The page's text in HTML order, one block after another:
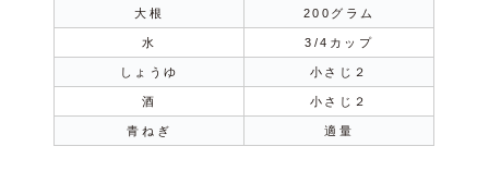
大根 200グラム
水 3/4カップ
しょうゆ 小さじ２
酒 小さじ２
青ねぎ 適量